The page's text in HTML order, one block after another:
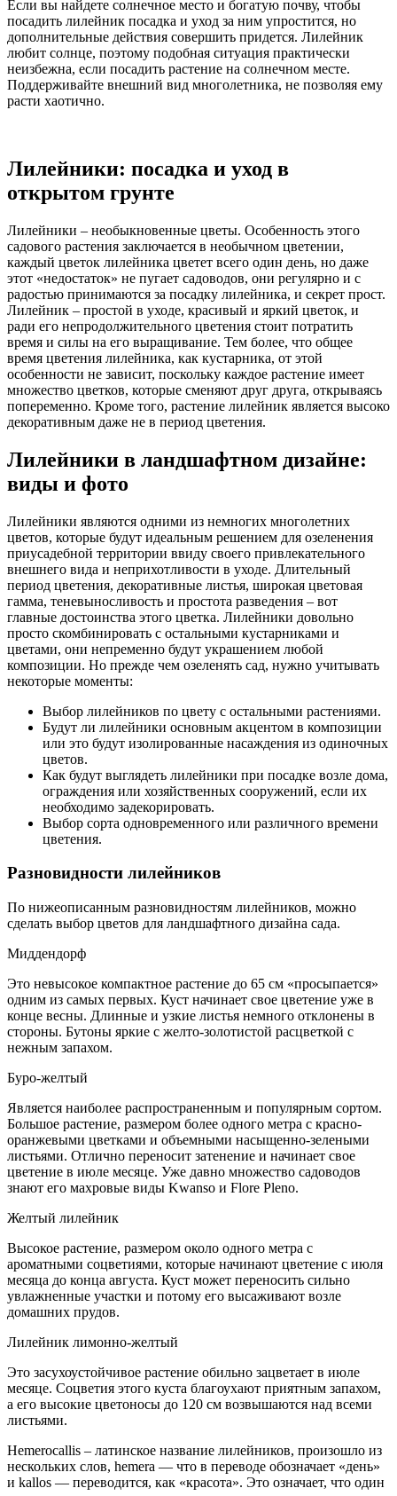
Если вы найдете солнечное место и богатую почву, чтобы
посадить лилейник посадка и уход за ним упростится, но
дополнительные действия совершить придется. Лилейник
любит солнце, поэтому подобная ситуация практически
неизбежна, если посадить растение на солнечном месте.
Поддерживайте внешний вид многолетника, не позволяя ему
расти хаотично.
Лилейники: посадка и уход в
открытом грунте
Лилейники – необыкновенные цветы. Особенность этого
садового растения заключается в необычном цветении,
каждый цветок лилейника цветет всего один день, но даже
этот «недостаток» не пугает садоводов, они регулярно и с
радостью принимаются за посадку лилейника, и секрет прост.
Лилейник – простой в уходе, красивый и яркий цветок, и
ради его непродолжительного цветения стоит потратить
время и силы на его выращивание. Тем более, что общее
время цветения лилейника, как кустарника, от этой
особенности не зависит, поскольку каждое растение имеет
множество цветков, которые сменяют друг друга, открываясь
попеременно. Кроме того, растение лилейник является высоко
декоративным даже не в период цветения.
Лилейники в ландшафтном дизайне:
виды и фото
Лилейники являются одними из немногих многолетних
цветов, которые будут идеальным решением для озеленения
приусадебной территории ввиду своего привлекательного
внешнего вида и неприхотливости в уходе. Длительный
период цветения, декоративные листья, широкая цветовая
гамма, теневыносливость и простота разведения – вот
главные достоинства этого цветка. Лилейники довольно
просто скомбинировать с остальными кустарниками и
цветами, они непременно будут украшением любой
композиции. Но прежде чем озеленять сад, нужно учитывать
некоторые моменты:
Выбор лилейников по цвету с остальными растениями.
Будут ли лилейники основным акцентом в композиции
или это будут изолированные насаждения из одиночных
цветов.
Как будут выглядеть лилейники при посадке возле дома,
ограждения или хозяйственных сооружений, если их
необходимо задекорировать.
Выбор сорта одновременного или различного времени
цветения.
Разновидности лилейников
По нижеописанным разновидностям лилейников, можно
сделать выбор цветов для ландшафтного дизайна сада.
Миддендорф
Это невысокое компактное растение до 65 см «просыпается»
одним из самых первых. Куст начинает свое цветение уже в
конце весны. Длинные и узкие листья немного отклонены в
стороны. Бутоны яркие с желто-золотистой расцветкой с
нежным запахом.
Буро-желтый
Является наиболее распространенным и популярным сортом.
Большое растение, размером более одного метра с красно-
оранжевыми цветками и объемными насыщенно-зелеными
листьями. Отлично переносит затенение и начинает свое
цветение в июле месяце. Уже давно множество садоводов
знают его махровые виды Kwanso и Flore Pleno.
Желтый лилейник
Высокое растение, размером около одного метра с
ароматными соцветиями, которые начинают цветение с июля
месяца до конца августа. Куст может переносить сильно
увлажненные участки и потому его высаживают возле
домашних прудов.
Лилейник лимонно-желтый
Это засухоустойчивое растение обильно зацветает в июле
месяце. Соцветия этого куста благоухают приятным запахом,
а его высокие цветоносы до 120 см возвышаются над всеми
листьями.
Hemerocallis – латинское название лилейников, произошло из
нескольких слов, hemera — что в переводе обозначает «день»
и kallos — переводится, как «красота». Это означает, что один